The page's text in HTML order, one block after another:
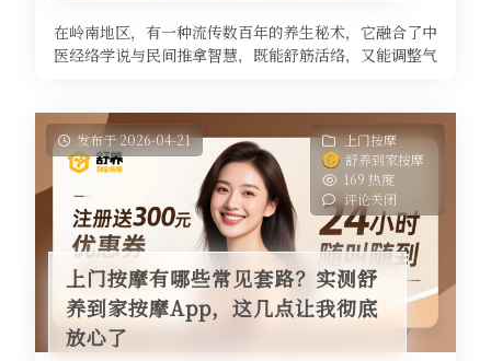
在岭南地区，有一种流传数百年的养生秘术，它融合了中
医经络学说与民间推拿智慧，既能舒筋活络，又能调整气
发布于 2026-04-21
上门按摩
舒养到家按摩
169 热度
评论关闭
上门按摩有哪些常见套路？实测舒
养到家按摩App，这几点让我彻底
放心了